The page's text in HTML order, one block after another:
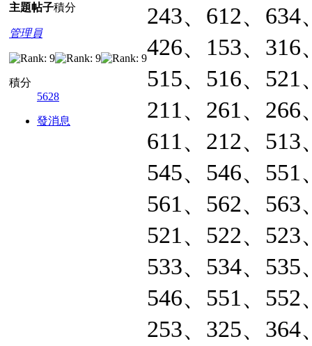
主題帖子積分
管理員
積分
5628
發消息
243、612、634
426、153、316
515、516、521
211、261、266
611、212、513
545、546、551
561、562、563
521、522、523
533、534、535
546、551、552
253、325、364